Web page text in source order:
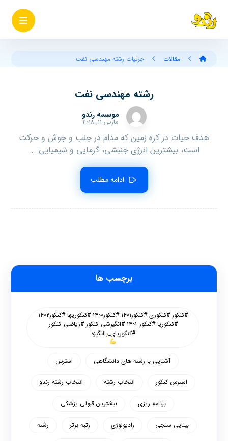
مقالات جزئیات رشته مهندسی نفت
رشته مهندسی نفت
موسسه رندو
مارس ۱۱, ۲۰۱۸
هدف حیات در کره زمین که مدام در جنب و جوش و حرکت
است، بیشترین انرژی جنبشی، گرمایی و شیمیایی ...
ادامه مطلب
برچسب ها
#کنکور #کنکوری #کنکور۱۴۰۱ #کنکور۱۴۰۰ #کنکوریها #کنکور۱۴۰۲
#کنکوریا #کنکور_۱۴۰۱ #انگیزشی_کنکور #ریاضی_کنکور
#کنکوریای_باانگیزه
آشنایی با رشته های دانشگاهی استرس
استرس کنکور انتخاب رشته انتخاب رشته رندو
برنامه ریزی بیشترین قبولی پزشکی
بینایی سنجی رادیولوژی رتبه برتر رشته